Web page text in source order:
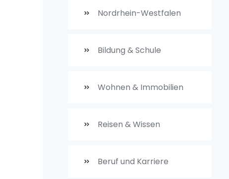
Nordrhein-Westfalen
Bildung & Schule
Wohnen & Immobilien
Reisen & Wissen
Beruf und Karriere